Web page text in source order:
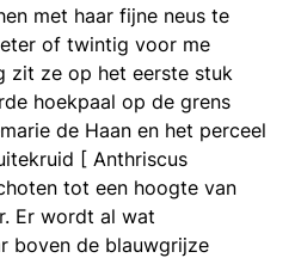
met haar fijne neus te
of twintig voor me
zit ze op het eerste stuk
hoekpaal op de grens
de Haan en het perceel
[ Anthriscus
tot een hoogte van
Er wordt al wat
boven de blauwgrijze